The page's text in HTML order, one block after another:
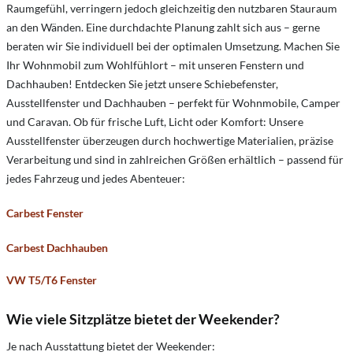
Raumgefühl, verringern jedoch gleichzeitig den nutzbaren Stauraum
an den Wänden. Eine durchdachte Planung zahlt sich aus – gerne
beraten wir Sie individuell bei der optimalen Umsetzung. Machen Sie
Ihr Wohnmobil zum Wohlfühlort – mit unseren Fenstern und
Dachhauben! Entdecken Sie jetzt unsere Schiebefenster,
Ausstellfenster und Dachhauben – perfekt für Wohnmobile, Camper
und Caravan. Ob für frische Luft, Licht oder Komfort: Unsere
Ausstellfenster überzeugen durch hochwertige Materialien, präzise
Verarbeitung und sind in zahlreichen Größen erhältlich – passend für
jedes Fahrzeug und jedes Abenteuer:
Carbest Fenster
Carbest Dachhauben
VW T5/T6 Fenster
Wie viele Sitzplätze bietet der Weekender?
Je nach Ausstattung bietet der Weekender: